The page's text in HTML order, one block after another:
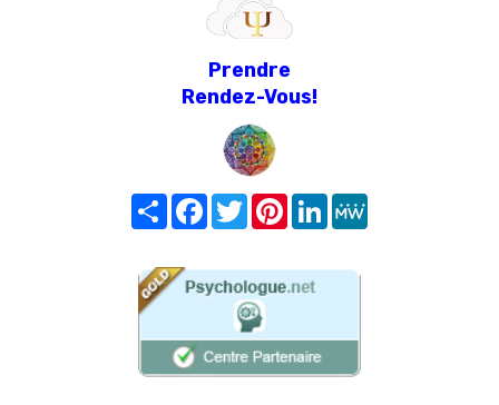
Prendre
Rendez-Vous!
Share FacebookTwitterPinterest
LinkedIn